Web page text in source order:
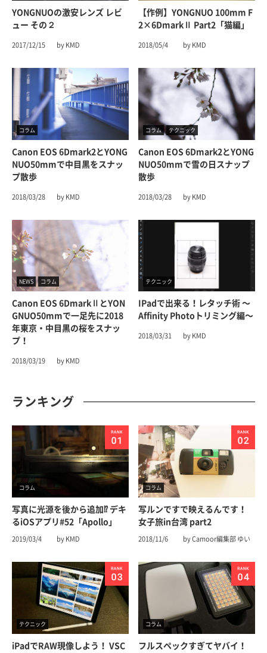
YONGNUOの激安レンズ レビ
ュー その２
2017/12/15 by KMD
【作例】YONGNUO 100mm F
2×6DmarkⅡ Part2「猫編」
2018/05/4 by KMD
コラム
Canon EOS 6Dmark2とYONG
NUO50mmで中目黒をスナッ
プ散歩
2018/03/28 by KMD
コラム テクニック
Canon EOS 6Dmark2とYONG
NUO50mmで雪の日スナップ
散歩
2018/03/28 by KMD
NEWS コラム
Canon EOS 6DmarkⅡとYON
GNUO50mmで一足先に2018
年東京・中目黒の桜をスナッ
プ！
2018/03/19 by KMD
テクニック
IPadで出来る！レタッチ術 〜
Affinity Photoトリミング編〜
2018/03/31 by KMD
ランキング
コラム
写真に光源を後から追加⁉︎ デキ
るiOSアプリ#52「Apollo」
2019/03/4 by KMD
コラム
写ルンですで映えるんです！
女子旅in台湾 part2
2018/11/6 by Camoor編集部 ゆい
テクニック
iPadでRAW現像しよう！ VSC
コラム
フルスペックすぎてヤバイ！